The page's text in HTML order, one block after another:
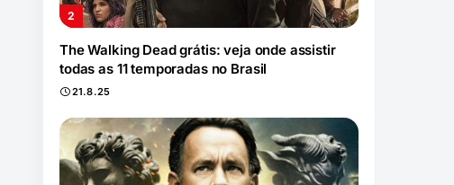
The Walking Dead grátis: veja onde assistir
todas as 11 temporadas no Brasil
21.8.25